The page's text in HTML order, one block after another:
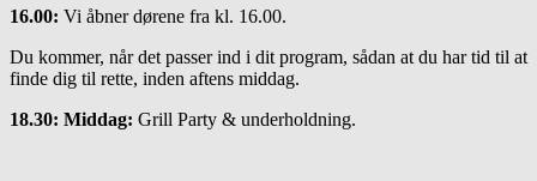
16.00: Vi åbner dørene fra kl. 16.00.
Du kommer, når det passer ind i dit program, sådan at du har tid til at
finde dig til rette, inden aftens middag.
18.30: Middag: Grill Party & underholdning.